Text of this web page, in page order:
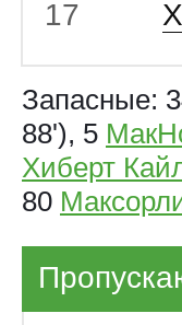
17
Запасные:
88'), 5
Хиберт
80